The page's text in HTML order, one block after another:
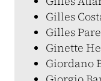
Gilles
Gilles
Ginette
Giordano